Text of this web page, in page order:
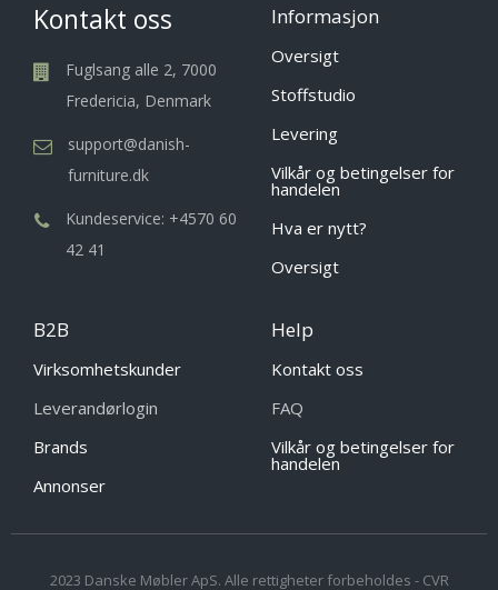
Kontakt oss
Fuglsang alle 2, 7000
Fredericia, Denmark
support@danish-
furniture.dk
Kundeservice: +4570 60
42 41
Informasjon
Oversigt
Stoffstudio
Levering
Vilkår og betingelser for
handelen
Hva er nytt?
Oversigt
B2B
Virksomhetskunder
Leverandørlogin
Brands
Annonser
Help
Kontakt oss
FAQ
Vilkår og betingelser for
handelen
2023 Danske Møbler ApS. Alle rettigheter forbeholdes - CVR